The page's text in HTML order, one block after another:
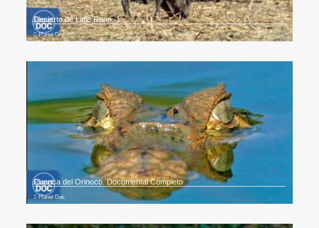
Desierto de Little Rann. 1
Planet Doc
Cuenca del Orinoco. Documental Completo
Planet Doc